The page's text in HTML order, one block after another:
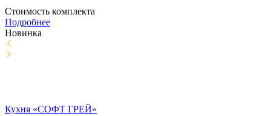
Стоимость комплекта
Подробнее
Новинка
Кухня «СОФТ ГРЕЙ»